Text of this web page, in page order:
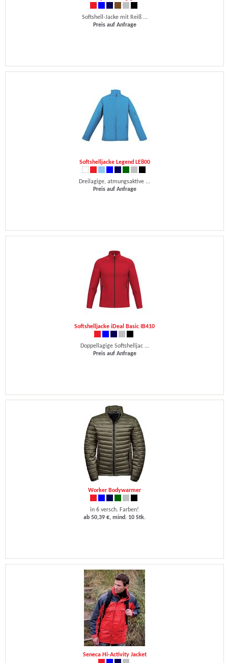
Softshell-Jacke mit Reiß ...
Preis auf Anfrage
Softshelljacke Legend LE800
Dreilagige, atmungsaktive ...
Preis auf Anfrage
Softshelljacke iDeal Basic IB410
Doppellagige Softshelljac ...
Preis auf Anfrage
Worker Bodywarmer
in 6 versch. Farben!
ab 50,39 €, mind. 10 Stk.
Seneca Hi-Activity Jacket